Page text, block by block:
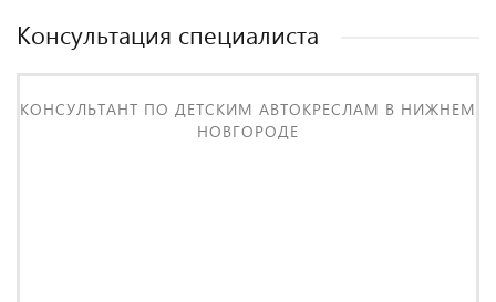
Консультация специалиста
КОНСУЛЬТАНТ ПО ДЕТСКИМ АВТОКРЕСЛАМ В НИЖНЕМ
НОВГОРОДЕ